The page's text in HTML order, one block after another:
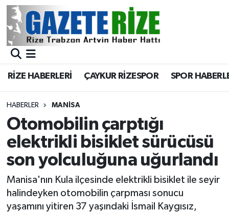
RİZE HABERLERİ ÇAYKUR RİZESPOR SPOR
HABERLER MANISA
Otomobilin çarptığı
elektrikli bisiklet sürücüsü
son yolculuğuna uğurlandı
Manisa'nın Kula ilçesinde elektrikli bisiklet ile seyir
halindeyken otomobilin çarpması sonucu
yaşamını yitiren 37 yaşındaki İsmail Kaygısız,
BÖLGEMİZ
Asayiş
Rize Jandarma Komutanlığı
Bilim Teknoloji
Bölge
Advertising news
Merkez Nöbetçi Eczaneler
Merkez Trafik Yoğunluk Haritası
Süper Lig Puan Durumu ve Fikstür
Tüm Manşetler
Son Dakika Haberleri
Haber Arşivi